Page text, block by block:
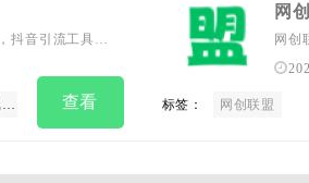
抖音引流工具、
大的资源网！
创业项目 抖音工具箱 搬砖项目
查看
网
网创
里可
标签： 网创联盟